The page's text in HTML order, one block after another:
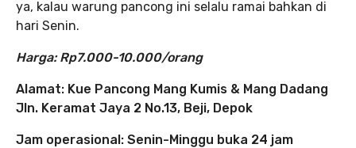
ya, kalau warung pancong ini selalu ramai bahkan di
hari Senin.
Harga: Rp7.000-10.000/orang
Alamat: Kue Pancong Mang Kumis & Mang Dadang
Jln. Keramat Jaya 2 No.13, Beji, Depok
Jam operasional: Senin-Minggu buka 24 jam